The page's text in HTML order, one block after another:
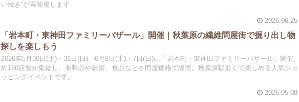
い焼き”が再登場します
2026.06.25
「岩本町・東神田ファミリーバザール」開催｜秋葉原の繊維問屋街で掘り出し物
探しを楽しもう
2026年5月30日(土)・31日(日)、6月6日(土)・7日(日)に「岩本町・東神田ファミリーバザール」開催。
約150店舗が集結し、衣料品や雑貨、食品などを問屋価格で販売。秋葉原駅近くで楽しめる人気ショ
ッピングイベントです。
2026.05.08